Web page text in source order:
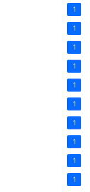
1
1
1
1
1
1
1
1
1
1